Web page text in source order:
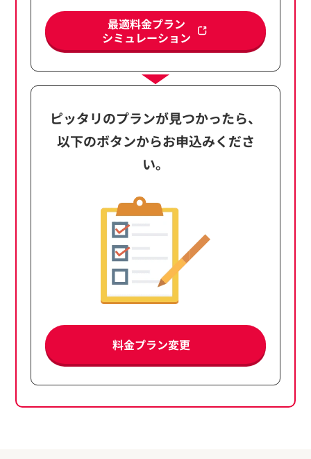
最適料金プラン
シミュレーション
ピッタリのプランが見つかったら、
以下のボタンからお申込みくださ
い。
料金プラン変更